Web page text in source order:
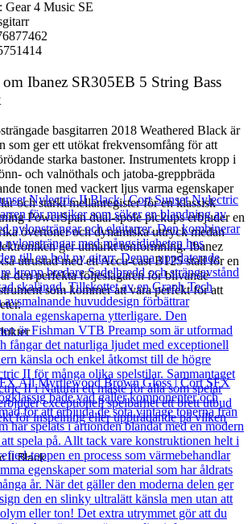
Gear 4 Music SE
Ibanez SR305EB 5 String Bass
basgitarren 2018 Weathered Black är
som ger ett utökat frekvensomfång för att
starka bastoner. Instrumentets kropp i
och valnöthals och jatoba-greppbräda
tonen med vackert ljus varma egenskaper
och starkt mellanregister för en klassisk
PowerSpan dual-spole pickups erbjuder en
övertoner och dynamiska uttryck medan
ger utmärkt tonformning. Ibanez
utrustad med ett Accu-cast B125 stall för en
den perfekta följeslagaren för blivande
som kommer att vara perfekt för att
II Black